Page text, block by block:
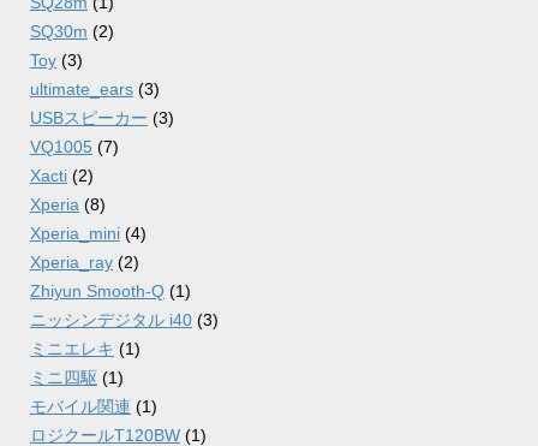
SQ30m (2)
Toy (3)
ultimate_ears (3)
USBスピーカー (3)
VQ1005 (7)
Xacti (2)
Xperia (8)
Xperia_mini (4)
Xperia_ray (2)
Zhiyun Smooth-Q (1)
ニッシンデジタル i40 (3)
ミニエレキ (1)
ミニ四駆 (1)
モバイル関連 (1)
ロジクールT120BW (1)